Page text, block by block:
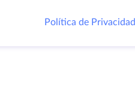
Política de Privacidad